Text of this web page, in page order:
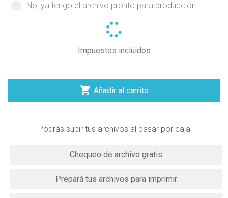
No, ya tengo el archivo pronto para producción
Impuestos incluidos
 Añadir al carrito
Podrás subir tus archivos al pasar por caja
Chequeo de archivo gratis
Prepará tus archivos para imprimir